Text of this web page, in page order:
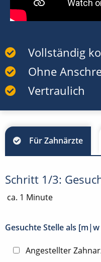
Vollständig
Ohne
Vertraulich
Für Zahnärzte
Schritt 1/3:
ca. 1 Minute
Gesuchte Stelle als
Angestellter